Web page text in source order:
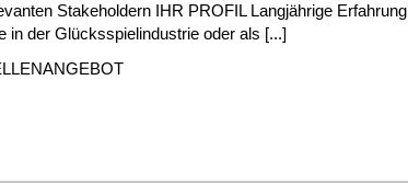
Stakeholdern IHR PROFIL Langjährige Erfahrung
in der Glücksspielindustrie oder als [...]